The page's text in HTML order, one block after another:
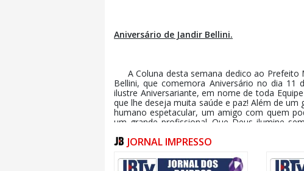
Aniversário de Jandir Bellini.
A Coluna desta semana dedico ao Prefeito
Bellini, que comemora Aniversário no dia 11
ilustre Aniversariante, em nome de toda
que lhe deseja muita saúde e paz! Além de um
humano espetacular, um amigo com quem
um grande profissional. Que Deus ilumine
JORNAL IMPRESSO